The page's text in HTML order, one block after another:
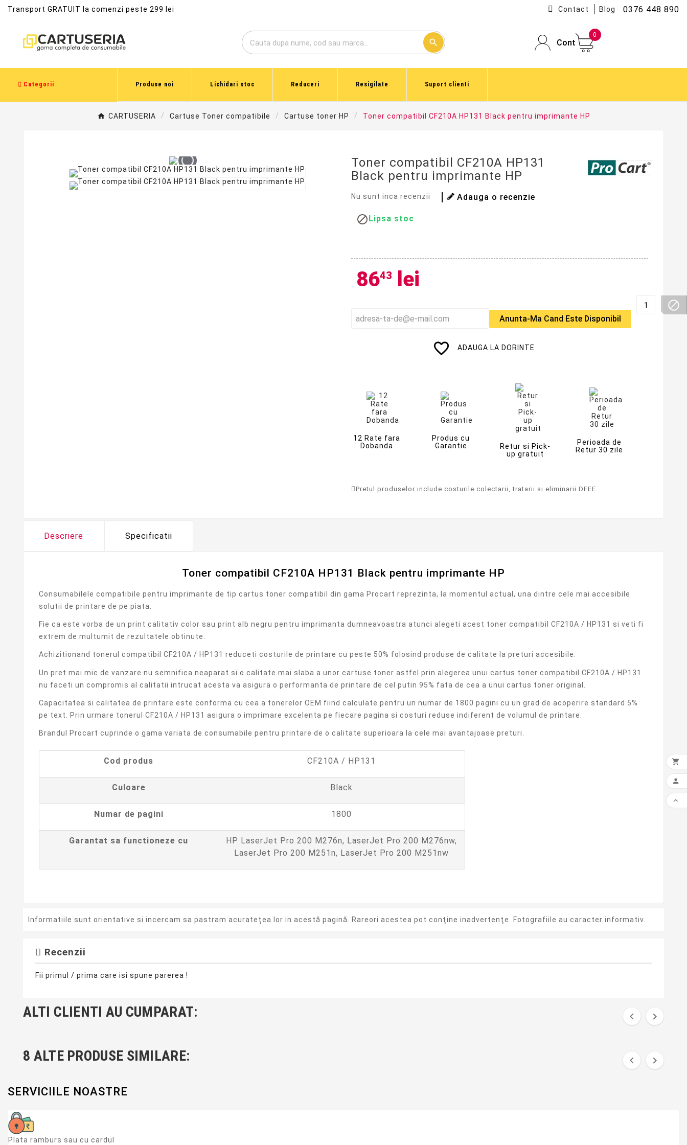
0376 448 890
Transport GRATUIT la comenzi peste 299 lei Contact Blog
search Cont
0
Categorii Produse noi Lichidari stoc Reduceri Resigilate Suport clienti
CARTUSERIA Cartuse Toner compatibile Cartuse toner HP Toner compatibil CF210A HP131 Black pentru imprimante HP
Toner compatibil CF210A HP131
Black pentru imprimante HP
Nu sunt inca recenzii Adauga o recenzie
 Lipsa stoc
8643 lei
Anunta-Ma Cand Este Disponibil
favorite_border ADAUGA LA DORINTE

12 Rate fara
Dobanda
Produs cu
Garantie
Retur si Pick-
up gratuit
Perioada de
Retur 30 zile
Pretul produselor include costurile colectarii, tratarii si eliminarii DEEE
Descriere Specificatii
Toner compatibil CF210A HP131 Black pentru imprimante HP
Consumabilele compatibile pentru imprimante de tip cartus toner compatibil din gama Procart reprezinta, la momentul actual, una dintre cele mai accesibile
solutii de printare de pe piata.
Fie ca este vorba de un print calitativ color sau print alb negru pentru imprimanta dumneavoastra atunci alegeti acest toner compatibil CF210A / HP131 si veti fi
extrem de multumit de rezultatele obtinute.
Achizitionand tonerul compatibil CF210A / HP131 reduceti costurile de printare cu peste 50% folosind produse de calitate la preturi accesibile.
Un pret mai mic de vanzare nu semnifica neaparat si o calitate mai slaba a unor cartuse toner astfel prin alegerea unui cartus toner compatibil CF210A / HP131
nu faceti un compromis al calitatii intrucat acesta va asigura o performanta de printare de cel putin 95% fata de cea a unui cartus toner original.
Capacitatea si calitatea de printare este conforma cu cea a tonerelor OEM fiind calculate pentru un numar de 1800 pagini cu un grad de acoperire standard 5%
pe text. Prin urmare tonerul CF210A / HP131 asigura o imprimare excelenta pe fiecare pagina si costuri reduse indiferent de volumul de printare.
Brandul Procart cuprinde o gama variata de consumabile pentru printare de o calitate superioara la cele mai avantajoase preturi.
Cod produs CF210A / HP131
Culoare Black
Numar de pagini 1800
Garantat sa functioneze cu
HP LaserJet Pro 200 M276n, LaserJet Pro 200 M276nw,
LaserJet Pro 200 M251n, LaserJet Pro 200 M251nw
Informatiile sunt orientative si incercam sa pastram acurateţea lor in acestă pagină. Rareori acestea pot conţine inadvertenţe. Fotografiile au caracter informativ.
Recenzii
Fii primul / prima care isi spune parerea !
ALTI CLIENTI AU CUMPARAT:  
8 ALTE PRODUSE SIMILARE:  
SERVICIILE NOASTRE
Plata ramburs sau cu cardul


